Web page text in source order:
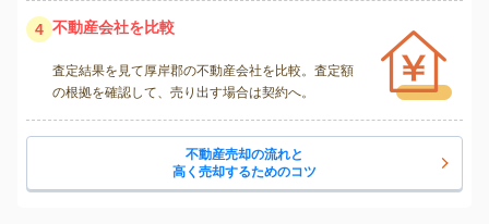
4 不動産会社を比較
査定結果を見て厚岸郡の不動産会社を比較。査定額
の根拠を確認して、売り出す場合は契約へ。
不動産売却の流れと
高く売却するためのコツ